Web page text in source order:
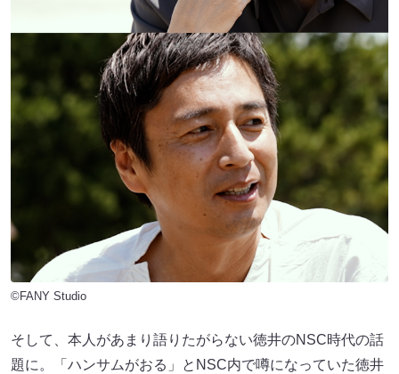
©FANY Studio
そして、本人があまり語りたがらない徳井のNSC時代の話
題に。「ハンサムがおる」とNSC内で噂になっていた徳井